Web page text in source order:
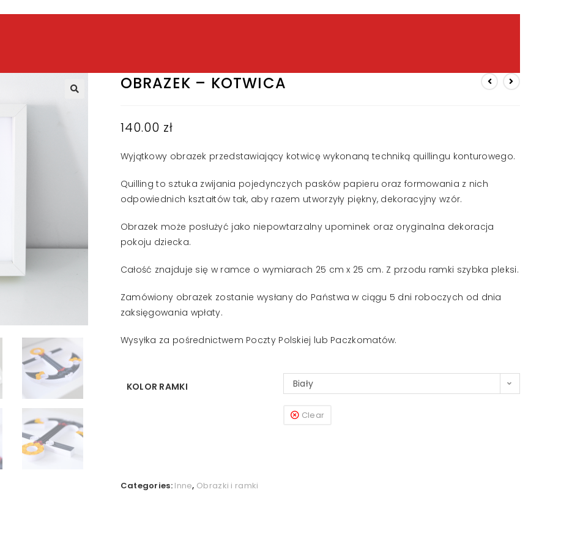
OBRAZEK – KOTWICA
140.00 zł
Wyjątkowy obrazek przedstawiający kotwicę wykonaną techniką quillingu konturowego.
Quilling to sztuka zwijania pojedynczych pasków papieru oraz formowania z nich
odpowiednich kształtów tak, aby razem utworzyły piękny, dekoracyjny wzór.
Obrazek może posłużyć jako niepowtarzalny upominek oraz oryginalna dekoracja
pokoju dziecka.
Całość znajduje się w ramce o wymiarach 25 cm x 25 cm. Z przodu ramki szybka pleksi.
Zamówiony obrazek zostanie wysłany do Państwa w ciągu 5 dni roboczych od dnia
zaksięgowania wpłaty.
Wysyłka za pośrednictwem Poczty Polskiej lub Paczkomatów.
KOLOR RAMKI Biały
Clear
Categories: Inne, Obrazki i ramki